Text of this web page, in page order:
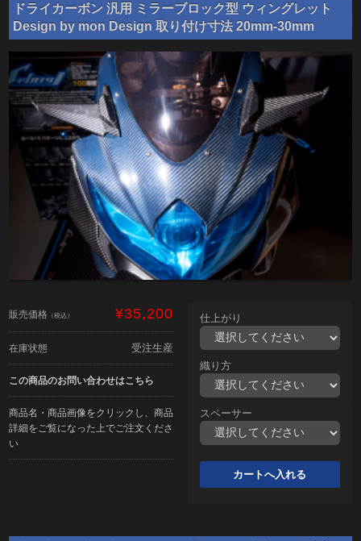
ドライカーボン 汎用 ミラーブロック型 ウィングレット
Design by mon Design 取り付け寸法 20mm-30mm
販売価格 （税込） ¥35,200
在庫状態 受注生産
この商品のお問い合わせはこちら
商品名・商品画像をクリックし、商品
詳細をご覧になった上でご注文くださ
い
仕上がり
織り方
スペーサー